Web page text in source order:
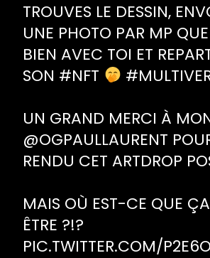
TROUVES LE DESSIN,
UNE PHOTO PAR MP QUE
BIEN AVEC TOI ET
SON #NFT
UN GRAND MERCI À
@OGPAULLAURENT
RENDU CET ARTDROP
MAIS OÙ EST-CE QUE
ÊTRE ?!?
PIC.TWITTER.COM/